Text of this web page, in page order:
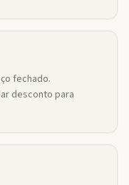
fechado.
desconto para